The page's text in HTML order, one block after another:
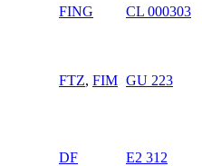
FING CL 000303
FTZ, FIM GU 223
DF E2 312